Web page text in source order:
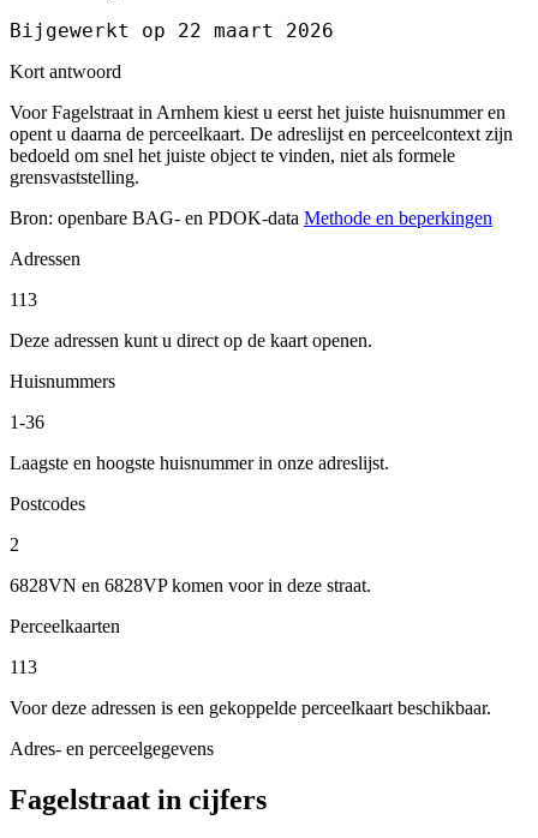
Bijgewerkt op 22 maart 2026
Kort antwoord
Voor Fagelstraat in Arnhem kiest u eerst het juiste huisnummer en
opent u daarna de perceelkaart. De adreslijst en perceelcontext zijn
bedoeld om snel het juiste object te vinden, niet als formele
grensvaststelling.
Bron: openbare BAG- en PDOK-data Methode en beperkingen
Adressen
113
Deze adressen kunt u direct op de kaart openen.
Huisnummers
1-36
Laagste en hoogste huisnummer in onze adreslijst.
Postcodes
2
6828VN en 6828VP komen voor in deze straat.
Perceelkaarten
113
Voor deze adressen is een gekoppelde perceelkaart beschikbaar.
Adres- en perceelgegevens
Fagelstraat in cijfers